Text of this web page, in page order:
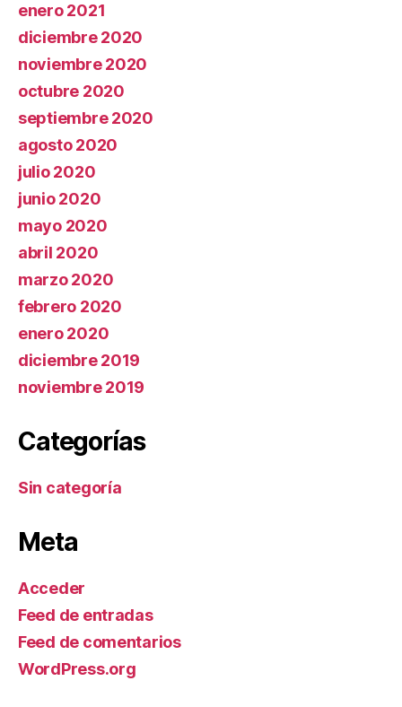
enero 2021
diciembre 2020
noviembre 2020
octubre 2020
septiembre 2020
agosto 2020
julio 2020
junio 2020
mayo 2020
abril 2020
marzo 2020
febrero 2020
enero 2020
diciembre 2019
noviembre 2019
Categorías
Sin categoría
Meta
Acceder
Feed de entradas
Feed de comentarios
WordPress.org